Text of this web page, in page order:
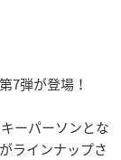
7弾が登場！
ーパーソンとな
ラインナップさ